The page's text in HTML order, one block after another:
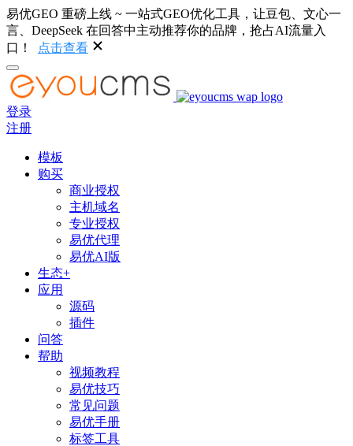
易优GEO 重磅上线 ~ 一站式GEO优化工具，让豆包、文心一
言、DeepSeek 在回答中主动推荐你的品牌，抢占AI流量入
口！
点击查看
登录
注册
模板
购买
商业授权
主机域名
专业授权
易优代理
易优AI版
生态+
应用
源码
插件
问答
帮助
视频教程
易优技巧
常见问题
易优手册
标签工具